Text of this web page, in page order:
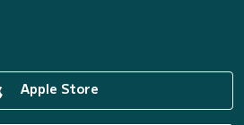
Apple Store